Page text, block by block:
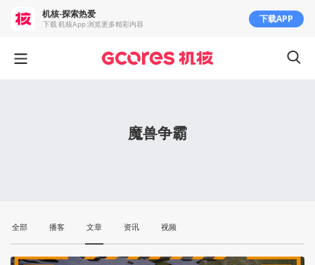
魔兽争霸
全部 播客 文章 资讯 视频
机核-探索热爱
下载 机核App 浏览更多精彩内容 下载APP